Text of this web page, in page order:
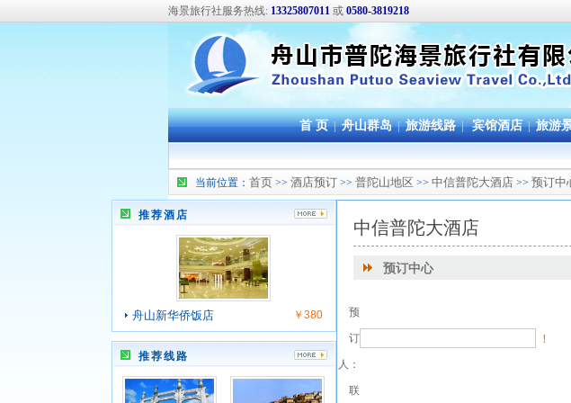
海景旅行社服务热线: 13325807011 或 0580-3819218
首 页 | 舟山群岛 | 旅游线路 | 宾馆酒店 | 旅游
当前位置： 首页 >> 酒店预订 >> 普陀山地区 >> 中信普陀大酒店 >> 预订中
推荐酒店
舟山新华侨饭店 ￥380
推荐线路
中信普陀大酒店
预订中心
预
订
人：
！
联